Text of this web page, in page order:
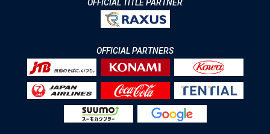
OFFICIAL TITLE PARTNER
OFFICIAL PARTNERS